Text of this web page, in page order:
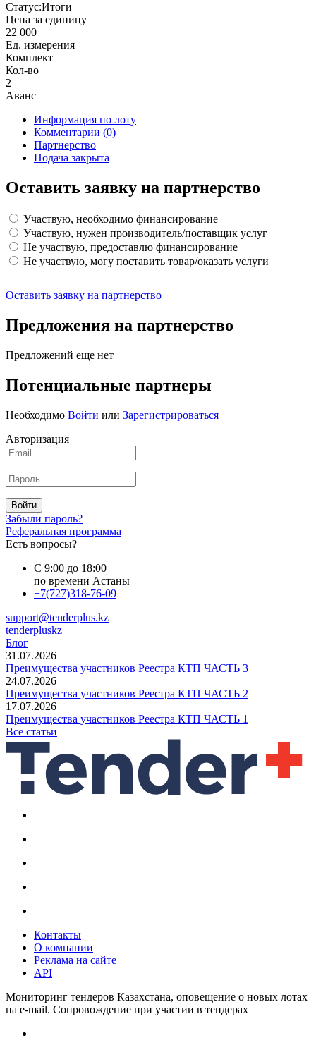
Статус:Итоги
Цена за единицу
22 000
Ед. измерения
Комплект
Кол-во
2
Аванс
Информация по лоту
Комментарии (0)
Партнерство
Подача закрыта
Оставить заявку на партнерство
Участвую, необходимо финансирование
Участвую, нужен производитель/поставщик услуг
Не участвую, предоставлю финансирование
Не участвую, могу поставить товар/оказать услуги
Оставить заявку на партнерство
Предложения на партнерство
Предложений еще нет
Потенциальные партнеры
Необходимо Войти или Зарегистрироваться
Авторизация
Войти
Забыли пароль?
Реферальная программа
Есть вопросы?
С 9:00 до 18:00
по времени Астаны
+7(727)318-76-09
support@tenderplus.kz
tenderpluskz
Блог
31.07.2026
Преимущества участников Реестра КТП ЧАСТЬ 3
24.07.2026
Преимущества участников Реестра КТП ЧАСТЬ 2
17.07.2026
Преимущества участников Реестра КТП ЧАСТЬ 1
Все статьи
Контакты
О компании
Реклама на сайте
API
Мониторинг тендеров Казахстана, оповещение о новых лотах
на e-mail. Сопровождение при участии в тендерах